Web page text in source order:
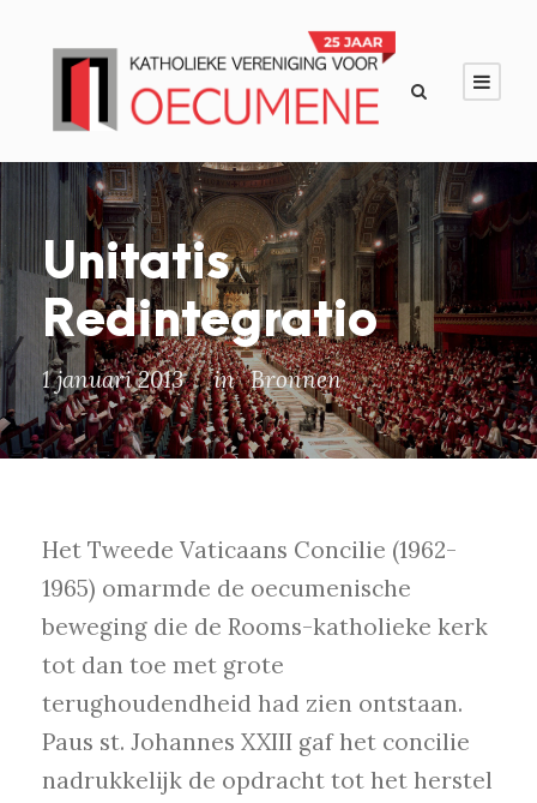
Unitatis
Redintegratio
1 januari 2013 in Bronnen
Het Tweede Vaticaans Concilie (1962-
1965) omarmde de oecumenische
beweging die de Rooms-katholieke kerk
tot dan toe met grote
terughoudendheid had zien ontstaan.
Paus st. Johannes XXIII gaf het concilie
nadrukkelijk de opdracht tot het herstel